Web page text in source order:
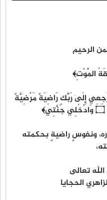
الرحيم
الْمَوْتِ﴾
أَيَّتُهَا النَّفْسُ الْمُطْمَئِنَّةُ ۝ ارْجِعِي إِلَىٰ رَبِّكِ رَاضِيَةً مَرْضِيَّةً
ونفوسٍ راضيةٍ بحكمته
تعالى
الحجايا